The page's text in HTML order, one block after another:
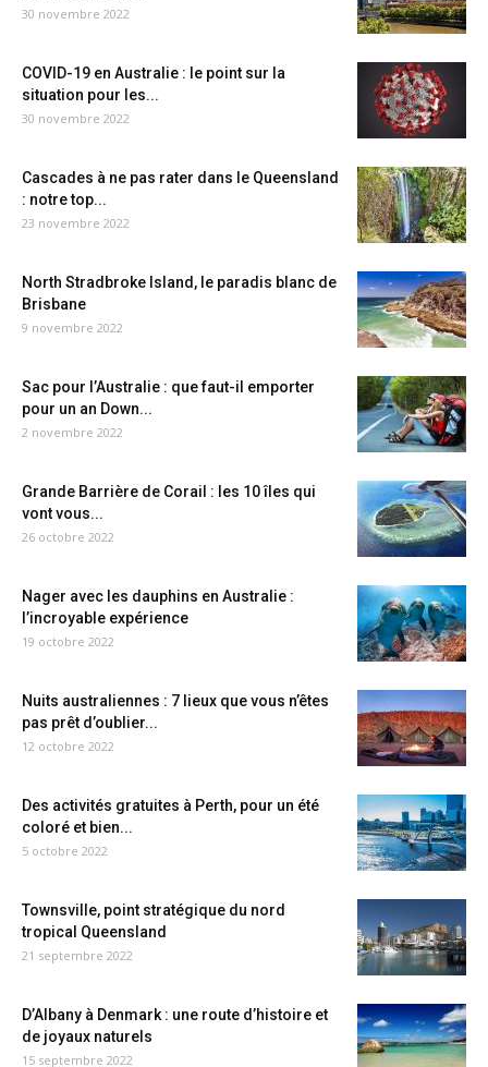
30 novembre 2022
COVID-19 en Australie : le point sur la
situation pour les...
30 novembre 2022
Cascades à ne pas rater dans le Queensland
: notre top...
23 novembre 2022
North Stradbroke Island, le paradis blanc de
Brisbane
9 novembre 2022
Sac pour l’Australie : que faut-il emporter
pour un an Down...
2 novembre 2022
Grande Barrière de Corail : les 10 îles qui
vont vous...
26 octobre 2022
Nager avec les dauphins en Australie :
l’incroyable expérience
19 octobre 2022
Nuits australiennes : 7 lieux que vous n’êtes
pas prêt d’oublier...
12 octobre 2022
Des activités gratuites à Perth, pour un été
coloré et bien...
5 octobre 2022
Townsville, point stratégique du nord
tropical Queensland
21 septembre 2022
D’Albany à Denmark : une route d’histoire et
de joyaux naturels
15 septembre 2022